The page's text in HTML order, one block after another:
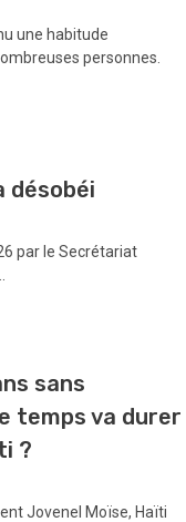
une habitude
personnes.
désobéi
par le Secrétariat
sans
temps va durer
?
Jovenel Moïse, Haïti